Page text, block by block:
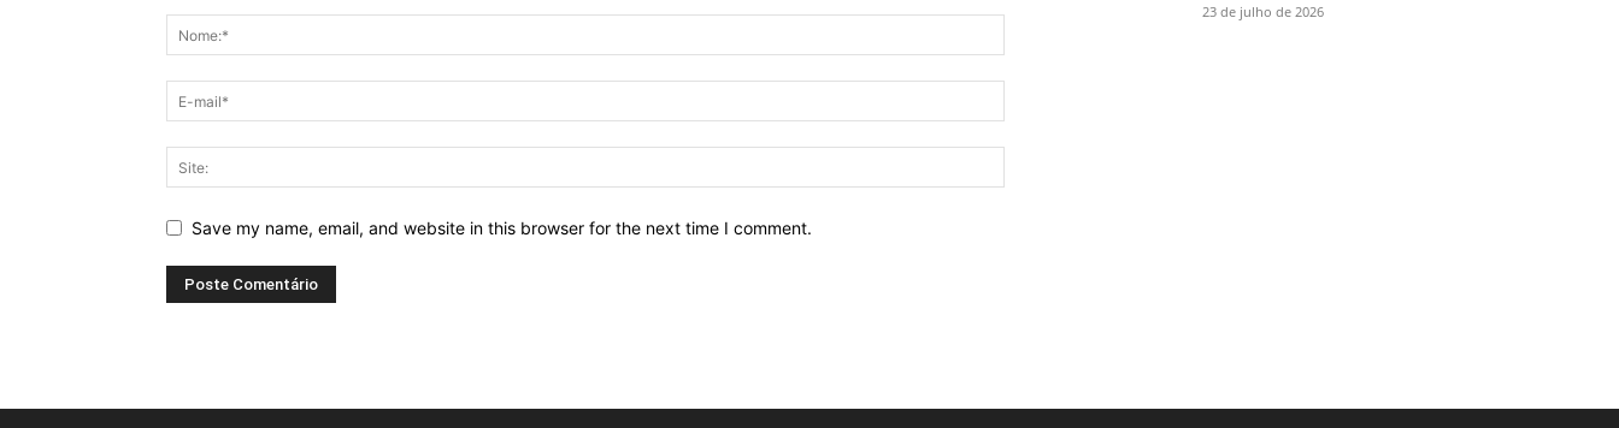
Save my name, email, and website in this browser for the next time I comment.
23 de julho de 2026